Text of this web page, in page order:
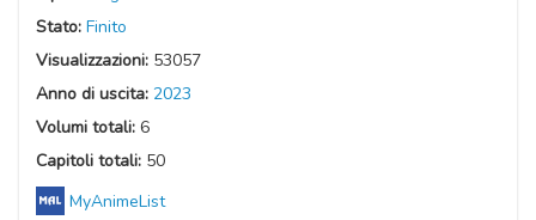
Stato: Finito
Visualizzazioni: 53057
Anno di uscita: 2023
Volumi totali: 6
Capitoli totali: 50
MyAnimeList